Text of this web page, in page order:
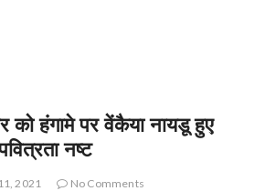
को हंगामे पर वेंकैया नायडू हुए
नष्ट
2021
No Comments